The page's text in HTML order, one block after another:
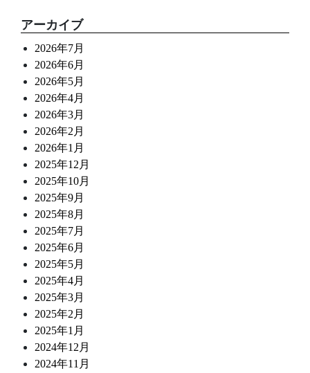
アーカイブ
2026年7月
2026年6月
2026年5月
2026年4月
2026年3月
2026年2月
2026年1月
2025年12月
2025年10月
2025年9月
2025年8月
2025年7月
2025年6月
2025年5月
2025年4月
2025年3月
2025年2月
2025年1月
2024年12月
2024年11月